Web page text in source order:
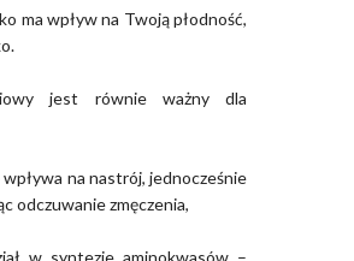
ma wpływ na Twoją płodność,
jest równie ważny dla
na nastrój, jednocześnie
odczuwanie zmęczenia,